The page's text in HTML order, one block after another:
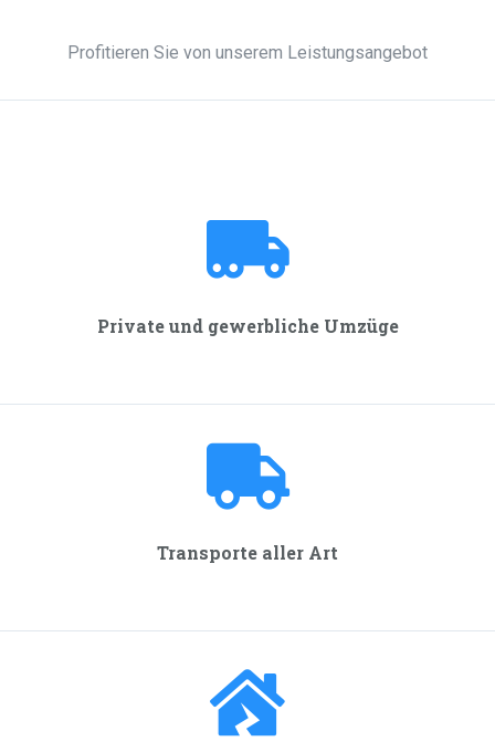
Profitieren Sie von unserem Leistungsangebot
Private und gewerbliche Umzüge
Transporte aller Art